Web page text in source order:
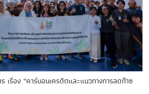
เรื่อง “คาร์บอนเครดิตและแนวทางการลดก๊าซ